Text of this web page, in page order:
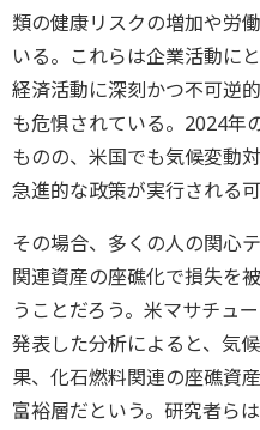
類の健康リスクの増加や労
いる。これらは企業活動に
経済活動に深刻かつ不可逆
も危惧されている。2024年
ものの、米国でも気候変動
急進的な政策が実行される
その場合、多くの人の関心
関連資産の座礁化で損失を
うことだろう。米マサチュ
発表した分析によると、気
果、化石燃料関連の座礁資
富裕層だという。研究者ら